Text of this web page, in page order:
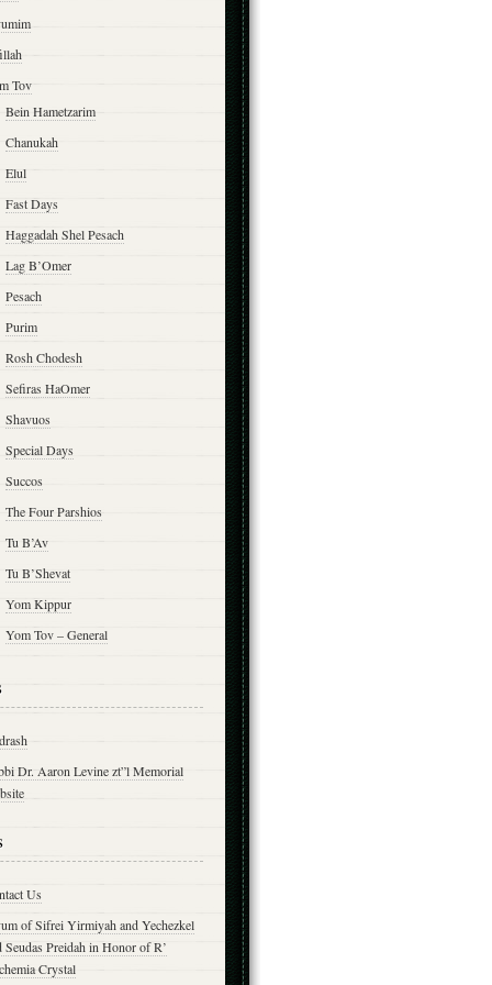
Tov
Bein Hametzarim
Chanukah
Elul
Fast Days
Haggadah Shel Pesach
Lag B’Omer
Pesach
Purim
Rosh Chodesh
Sefiras HaOmer
Shavuos
Special Days
Succos
The Four Parshios
Tu B’Av
Tu B’Shevat
Yom Kippur
Yom Tov – General
Dr. Aaron Levine zt”l Memorial
Us
of Sifrei Yirmiyah and Yechezkel
Seudas Preidah in Honor of R’
Crystal